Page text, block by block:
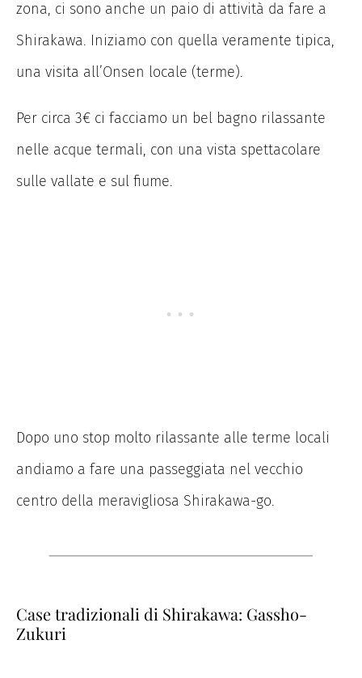
zona, ci sono anche un paio di attività da fare a
Shirakawa. Iniziamo con quella veramente tipica,
una visita all’Onsen locale (terme).
Per circa 3€ ci facciamo un bel bagno rilassante
nelle acque termali, con una vista spettacolare
sulle vallate e sul fiume.
Dopo uno stop molto rilassante alle terme locali
andiamo a fare una passeggiata nel vecchio
centro della meravigliosa Shirakawa-go.
Case tradizionali di Shirakawa: Gassho-
Zukuri